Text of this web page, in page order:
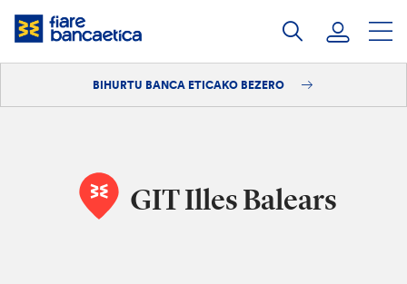
Pasatu
edukia
BIHURTU BANCA ETICAKO BEZERO
GIT Illes Balears